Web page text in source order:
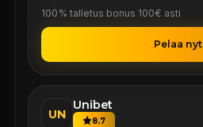
100% talletus bonus 100€ asti
Pelaa nyt
UN
Unibet
8.7